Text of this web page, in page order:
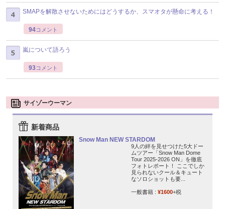
SMAPを解散させないためにはどうするか、スマオタが懸命に考える！
94コメント
嵐について語ろう
93コメント
サイゾーウーマン
新着商品
Snow Man NEW STARDOM
9人の絆を見せつけた5大ドー
ムツアー「Snow Man Dome
Tour 2025-2026 ON」を徹底
フォトレポート！ ここでしか
見られないクール＆キュート
なソロショットも要...
一般書籍 : ¥1600+税